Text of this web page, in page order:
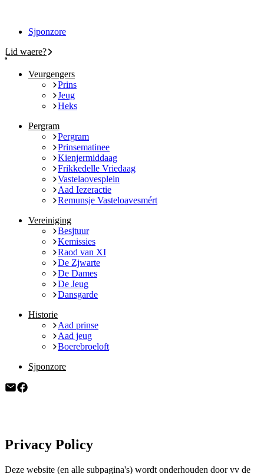
Sjponzore
Lid waere?
Veurgengers
Prins
Jeug
Heks
Pergram
Pergram
Prinsematinee
Kienjermiddaag
Frikkedelle Vriedaag
Vastelaovesplein
Aad Iezeractie
Remunsje Vasteloavesmért
Vereiniging
Besjtuur
Kemissies
Raod van XI
De Zjwarte
De Dames
De Jeug
Dansgarde
Historie
Aad prinse
Aad jeug
Boerebroeloft
Sjponzore
Privacy Policy
Deze website (en alle subpagina's) wordt onderhouden door vv de